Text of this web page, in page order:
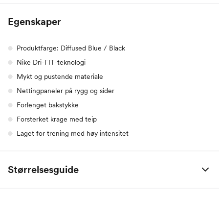
Egenskaper
Produktfarge: Diffused Blue / Black
Nike Dri-FIT-teknologi
Mykt og pustende materiale
Nettingpaneler på rygg og sider
Forlenget bakstykke
Forsterket krage med teip
Laget for trening med høy intensitet
Størrelsesguide